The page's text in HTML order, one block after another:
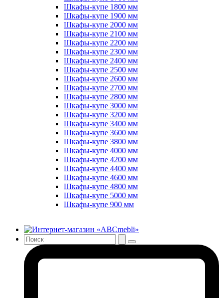
Шкафы-купе 1800 мм
Шкафы-купе 1900 мм
Шкафы-купе 2000 мм
Шкафы-купе 2100 мм
Шкафы-купе 2200 мм
Шкафы-купе 2300 мм
Шкафы-купе 2400 мм
Шкафы-купе 2500 мм
Шкафы-купе 2600 мм
Шкафы-купе 2700 мм
Шкафы-купе 2800 мм
Шкафы-купе 3000 мм
Шкафы-купе 3200 мм
Шкафы-купе 3400 мм
Шкафы-купе 3600 мм
Шкафы-купе 3800 мм
Шкафы-купе 4000 мм
Шкафы-купе 4200 мм
Шкафы-купе 4400 мм
Шкафы-купе 4600 мм
Шкафы-купе 4800 мм
Шкафы-купе 5000 мм
Шкафы-купе 900 мм